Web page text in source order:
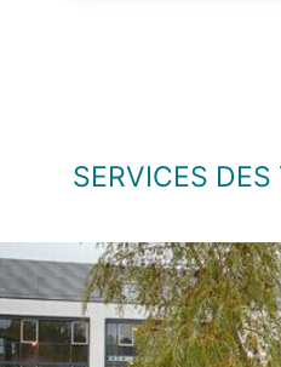
SERVICES